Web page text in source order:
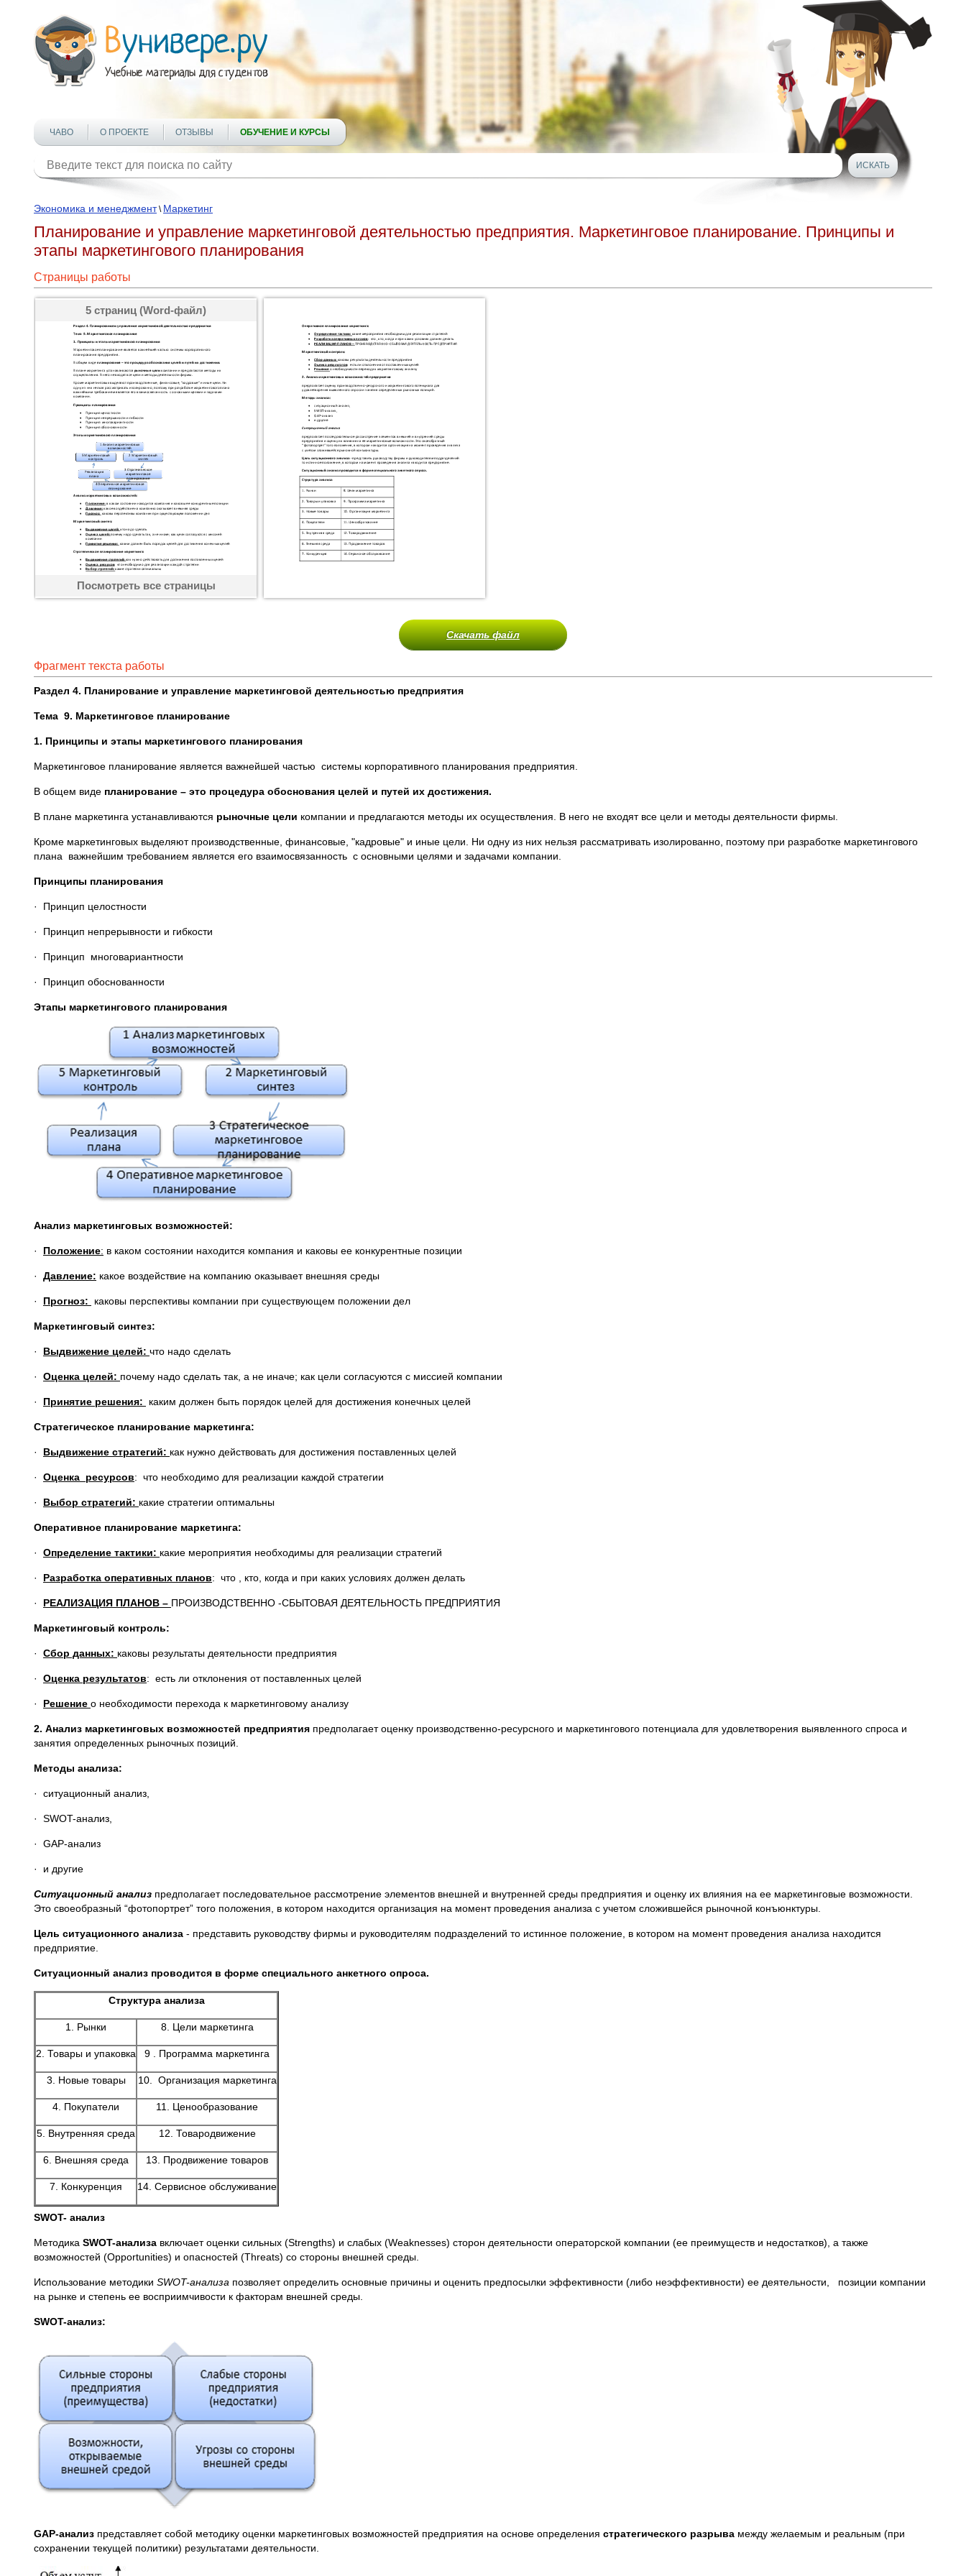
ЧАВО О ПРОЕКТЕ ОТЗЫВЫ ОБУЧЕНИЕ И КУРСЫ
Экономика и менеджмент\ Маркетинг
Планирование и управление маркетинговой деятельностью предприятия. Маркетинговое планирование. Принципы и
этапы маркетингового планирования
Страницы работы
5 страниц (Word-файл)
Посмотреть все страницы
Скачать файл
Фрагмент текста работы
Раздел 4. Планирование и управление маркетинговой деятельностью предприятия
Тема 9. Маркетинговое планирование
1. Принципы и этапы маркетингового планирования
Маркетинговое планирование является важнейшей частью системы корпоративного планирования предприятия.
В общем виде планирование – это процедура обоснования целей и путей их достижения.
В плане маркетинга устанавливаются рыночные цели компании и предлагаются методы их осуществления. В него не входят все цели и методы деятельности фирмы.
Кроме маркетинговых выделяют производственные, финансовые, "кадровые" и иные цели. Ни одну из них нельзя рассматривать изолированно, поэтому при разработке маркетингового
плана важнейшим требованием является его взаимосвязанность с основными целями и задачами компании.
Принципы планирования
· Принцип целостности
· Принцип непрерывности и гибкости
· Принцип многовариантности
· Принцип обоснованности
Этапы маркетингового планирования
Анализ маркетинговых возможностей:
· Положение: в каком состоянии находится компания и каковы ее конкурентные позиции
· Давление: какое воздействие на компанию оказывает внешняя среды
· Прогноз: каковы перспективы компании при существующем положении дел
Маркетинговый синтез:
· Выдвижение целей: что надо сделать
· Оценка целей: почему надо сделать так, а не иначе; как цели согласуются с миссией компании
· Принятие решения: каким должен быть порядок целей для достижения конечных целей
Стратегическое планирование маркетинга:
· Выдвижение стратегий: как нужно действовать для достижения поставленных целей
· Оценка ресурсов: что необходимо для реализации каждой стратегии
· Выбор стратегий: какие стратегии оптимальны
Оперативное планирование маркетинга:
· Определение тактики: какие мероприятия необходимы для реализации стратегий
· Разработка оперативных планов: что , кто, когда и при каких условиях должен делать
· РЕАЛИЗАЦИЯ ПЛАНОВ – ПРОИЗВОДСТВЕННО -СБЫТОВАЯ ДЕЯТЕЛЬНОСТЬ ПРЕДПРИЯТИЯ
Маркетинговый контроль:
· Сбор данных: каковы результаты деятельности предприятия
· Оценка результатов: есть ли отклонения от поставленных целей
· Решение о необходимости перехода к маркетинговому анализу
2. Анализ маркетинговых возможностей предприятия предполагает оценку производственно-ресурсного и маркетингового потенциала для удовлетворения выявленного спроса и
занятия определенных рыночных позиций.
Методы анализа:
· ситуационный анализ,
· SWOT-анализ,
· GAP-анализ
· и другие
Ситуационный анализ предполагает последовательное рассмотрение элементов внешней и внутренней среды предприятия и оценку их влияния на ее маркетинговые возможности.
Это своеобразный “фотопортрет” того положения, в котором находится организация на момент проведения анализа с учетом сложившейся рыночной конъюнктуры.
Цель ситуационного анализа - представить руководству фирмы и руководителям подразделений то истинное положение, в котором на момент проведения анализа находится
предприятие.
Ситуационный анализ проводится в форме специального анкетного опроса.
Структура анализа
1. Рынки 8. Цели маркетинга
2. Товары и упаковка 9 . Программа маркетинга
3. Новые товары 10. Организация маркетинга
4. Покупатели 11. Ценообразование
5. Внутренняя среда 12. Товародвижение
6. Внешняя среда 13. Продвижение товаров
7. Конкуренция 14. Сервисное обслуживание
SWOT- анализ
Методика SWOT-анализа включает оценки сильных (Strengths) и слабых (Weaknesses) сторон деятельности операторской компании (ее преимуществ и недостатков), а также
возможностей (Opportunities) и опасностей (Threats) со стороны внешней среды.
Использование методики SWOT-анализа позволяет определить основные причины и оценить предпосылки эффективности (либо неэффективности) ее деятельности, позиции компании
на рынке и степень ее восприимчивости к факторам внешней среды.
SWOT-анализ:
GAP-анализ представляет собой методику оценки маркетинговых возможностей предприятия на основе определения стратегического разрыва между желаемым и реальным (при
сохранении текущей политики) результатами деятельности.